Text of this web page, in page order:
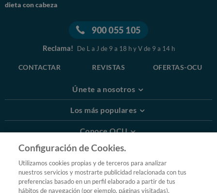
dieta con cabeza
900 055 105
Reclama! De L a J de 9 a 18 h y V de 9 a 14 h
CONTACTAR REVISTAS OFERTAS-OCU
Únete a nosotros
Los más populares
Conoce OCU
Más Información
© 2026 OCU
Condiciones generales de contratación de OCU
Configuración de Cookies.
Utilizamos cookies propias y de terceros para analizar
nuestros servicios y mostrarte publicidad relacionada con tus
preferencias basado en un perfil elaborado a partir de tus
hábitos de navegación (por ejemplo, páginas visitadas).